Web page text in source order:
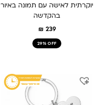
יוקרתית לאישה עם תמונה באיור
בהקדשה
₪ 239
29% OFF
המקורי
היה:
₪ 239.
הנוכחי
הוא:
₪ 159.